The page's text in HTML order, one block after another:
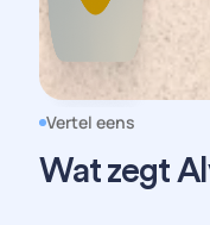
Vertel eens
Wat zegt